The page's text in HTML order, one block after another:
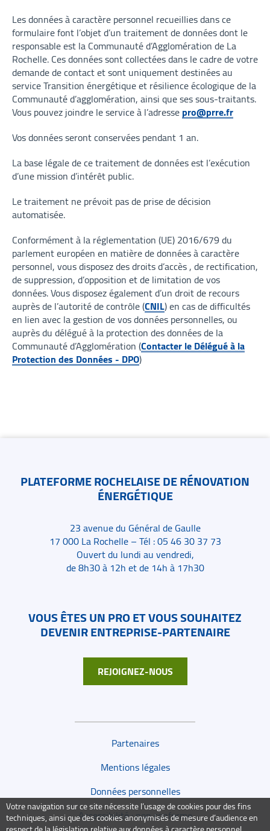
Votre navigation sur ce site nécessite l’usage de cookies pour des fins
techniques, ainsi que des cookies anonymisés de mesure d’audience en
Les données à caractère personnel recueillies dans ce
formulaire font l’objet d’un traitement de données dont le
responsable est la Communauté d’Agglomération de La
Rochelle. Ces données sont collectées dans le cadre de votre
demande de contact et sont uniquement destinées au
service Transition énergétique et résilience écologique de la
Communauté d’agglomération, ainsi que ses sous-traitants.
Vous pouvez joindre le service à l’adressepro@prre.fr
Vos données seront conservées pendant 1 an.
La base légale de ce traitement de données est l’exécution
d’une mission d’intérêt public.
Le traitement ne prévoit pas de prise de décision
automatisée.
Conformément à la réglementation (UE) 2016/679 du
parlement européen en matière de données à caractère
personnel, vous disposez des droits d’accès , de rectification,
de suppression, d’opposition et de limitation de vos
données. Vous disposez également d’un droit de recours
auprès de l’autorité de contrôle (CNIL) en cas de difficultés
en lien avec la gestion de vos données personnelles, ou
auprès du délégué à la protection des données de la
Communauté d’Agglomération (Contacter le Délégué à la
Protection des Données - DPO)
PLATEFORME ROCHELAISE DE RÉNOVATION
ÉNERGÉTIQUE
23 avenue du Général de Gaulle
17 000 La Rochelle – Tél : 05 46 30 37 73
Ouvert du lundi au vendredi,
de 8h30 à 12h et de 14h à 17h30
VOUS ÊTES UN PRO ET VOUS SOUHAITEZ
DEVENIR ENTREPRISE-PARTENAIRE
REJOIGNEZ-NOUS
Liens de bas de page
Partenaires
Mentions légales
Données personnelles
Accessibilité : non conforme